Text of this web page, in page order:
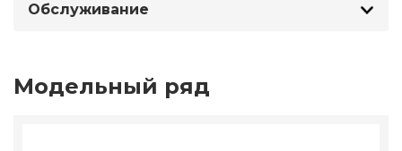
Обслуживание
Модельный ряд